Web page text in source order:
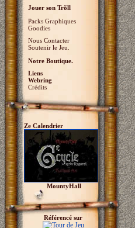
Jouer son Trõll
Packs Graphiques
Goodies
Nous Contacter
Soutenir le Jeu.
Notre Boutique.
Liens
Webring
Crédits
Ze Calendrier
MountyHall
Référencé sur